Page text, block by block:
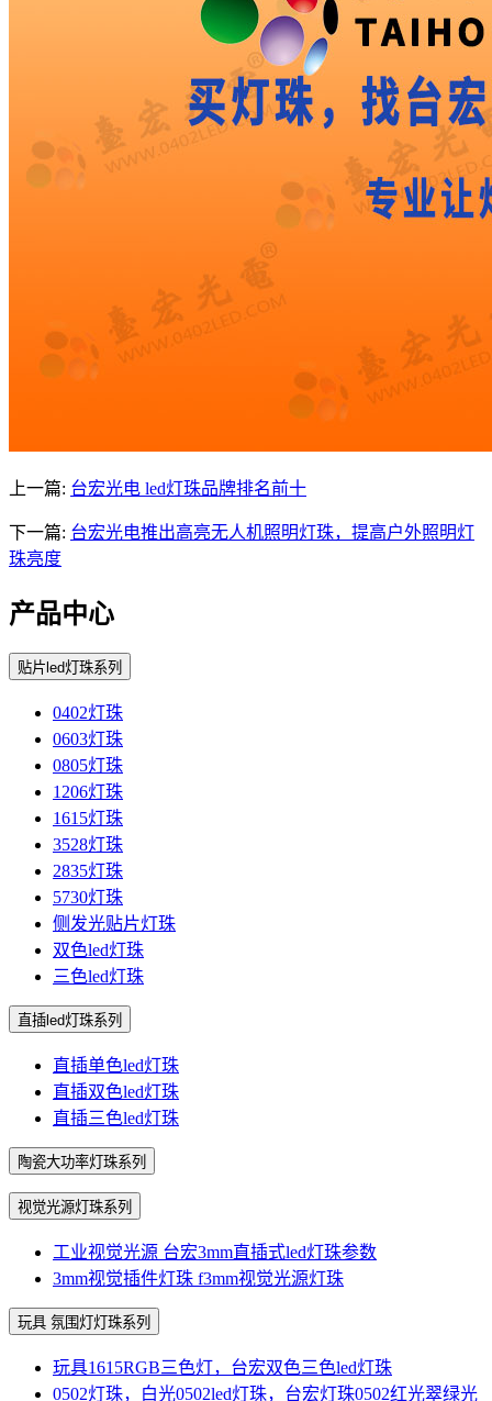
上一篇: 台宏光电 led灯珠品牌排名前十
下一篇: 台宏光电推出高亮无人机照明灯珠，提高户外照明灯
珠亮度
产品中心
贴片led灯珠系列
0402灯珠
0603灯珠
0805灯珠
1206灯珠
1615灯珠
3528灯珠
2835灯珠
5730灯珠
侧发光贴片灯珠
双色led灯珠
三色led灯珠
直插led灯珠系列
直插单色led灯珠
直插双色led灯珠
直插三色led灯珠
陶瓷大功率灯珠系列
视觉光源灯珠系列
工业视觉光源 台宏3mm直插式led灯珠参数
3mm视觉插件灯珠 f3mm视觉光源灯珠
玩具 氛围灯灯珠系列
玩具1615RGB三色灯，台宏双色三色led灯珠
0502灯珠，白光0502led灯珠，台宏灯珠0502红光翠绿光